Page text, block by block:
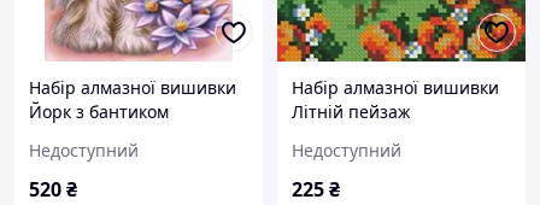
Набір алмазної вишивки
Йорк з бантиком
Недоступний
520₴
Набір алмазної вишивки
Літній пейзаж
Недоступний
225₴